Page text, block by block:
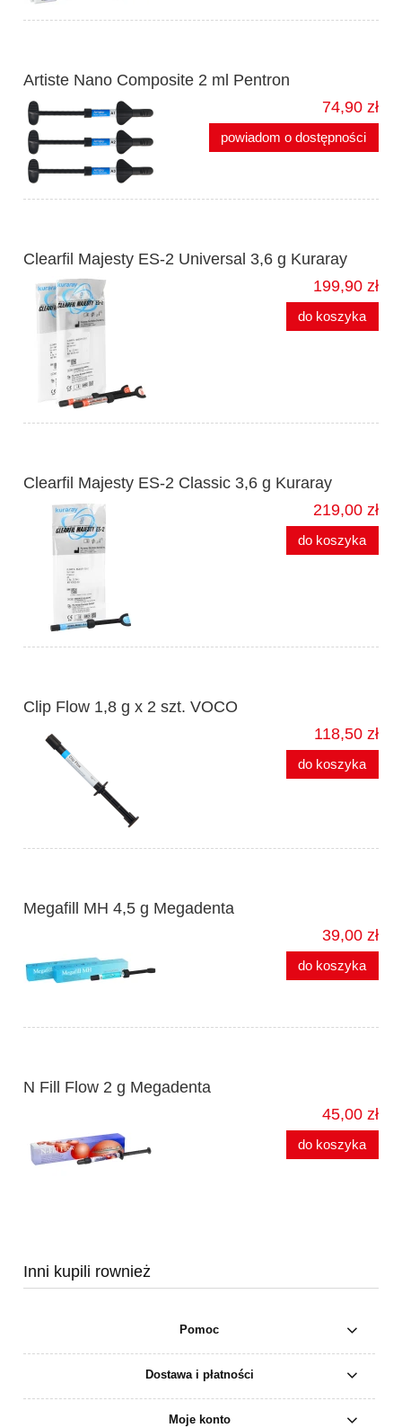
Artiste Nano Composite 2 ml Pentron
74,90 zł
powiadom o dostępności
Clearfil Majesty ES-2 Universal 3,6 g Kuraray
199,90 zł
do koszyka
Clearfil Majesty ES-2 Classic 3,6 g Kuraray
219,00 zł
do koszyka
Clip Flow 1,8 g x 2 szt. VOCO
118,50 zł
do koszyka
Megafill MH 4,5 g Megadenta
39,00 zł
do koszyka
N Fill Flow 2 g Megadenta
45,00 zł
do koszyka
Inni kupili rownież
Pomoc
Dostawa i płatności
Moje konto